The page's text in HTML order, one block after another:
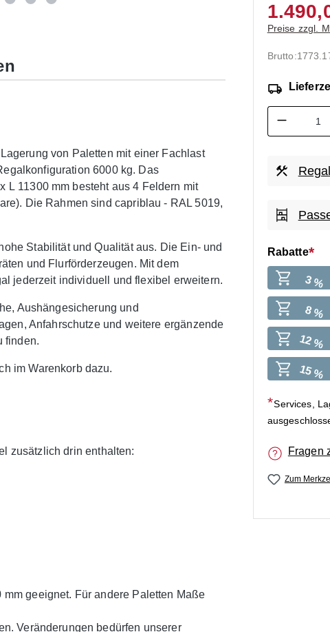
Preise zzgl.
Brutto:
Produkt
Rabatte
3 %
8 %
12 %
15 %
Services,
Fragen
Zum
von Paletten mit einer Fachlast
6000 kg. Das
L 11300 mm besteht aus 4 Feldern mit
Die Rahmen sind capriblau - RAL 5019,
Stabilität und Qualität aus. Die Ein- und
und Flurförderzeugen. Mit dem
jederzeit individuell und flexibel erweitern.
Aushängesicherung und
Anfahrschutze und weitere ergänzende
finden.
im Warenkorb dazu.
zusätzlich drin enthalten:
geeignet. Für andere Paletten Maße
Veränderungen bedürfen unserer